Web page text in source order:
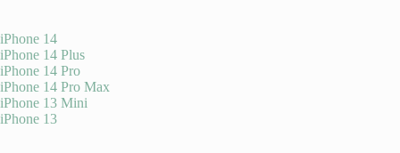
iPhone 14
iPhone 14 Plus
iPhone 14 Pro
iPhone 14 Pro Max
iPhone 13 Mini
iPhone 13